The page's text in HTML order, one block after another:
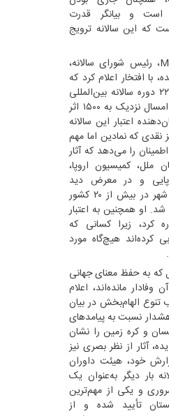
و بیانگر قدرت
که این سالانه ترویج
Miodrag Stojilović، رئیس شورای سالانه،
با افتخار اعلام کرد که
پس از ۴۴ سال و ۲۲ دوره سالانه بین‌المللی
کاریکاتور ضدجنگ، امسال نزدیک به ۱۵۰۰ اثر
اعتبار این سالانه
نقدی که نمادین اما مهم
را می‌دهد که آثار
ملل، کمیسیون اروپا،
و در معرض دید
مخاطبان حدود ۴۰ شهر در بیش از ۲۰ کشور
او همچنین به اعتبار
کرد، زیرا کسانی که
کرده‌اند هیچ‌گاه مورد
که به حفظ معنای جهانی
وفادار مانده‌اند، اعلام
تنوع الهام‌بخش در بیان
نسبت به پیامدهای
و کره زمین را نشان
آثار از نظر بصری نیز
خود، هیئت داوران
بار دیگر به‌عنوان یک
و یکی از مهم‌ترین
تأیید شده و از